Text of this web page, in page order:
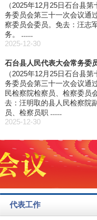
见的报告
会议计划和预算审查委员会
县2024年预算执行情况和
草案的审查报告
石台县第十三届人民代表大
会议计划和预算审查委员会
县2024年国民经济和社会发
行情况与 2025年计划草案
（2025年12月25日石台县
务委员会第三十一次会议通
察委员会委员。免去：汪志
务。
2025-12-30
石台县人民代表大会常务委
（2025年12月25日石台县
务委员会第三十一次会议通
民检察院检察员、检察委员
去：汪明取的县人民检察院
员、检察员职
2025-12-30
代表工作